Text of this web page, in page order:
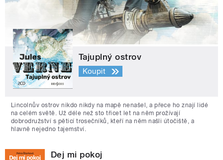
Tajuplný ostrov
Koupit
Lincolnův ostrov nikdo nikdy na mapě nenašel, a přece ho znají lidé
na celém světě. Už déle než sto třicet let na něm prožívají
dobrodružství s pěticí trosečníků, kteří na něm našli útočiště, a
hlavně nejedno tajemství.
Dej mi pokoj